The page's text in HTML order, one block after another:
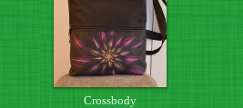
Crossbody